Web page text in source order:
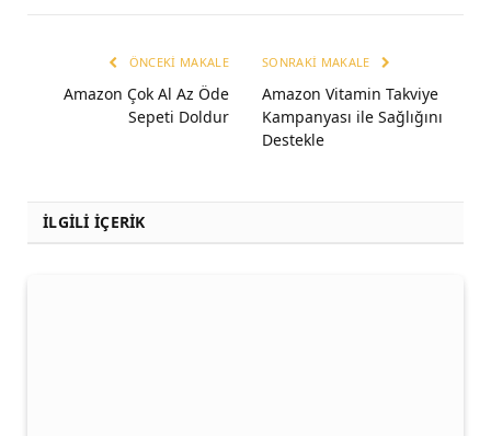
ÖNCEKI MAKALE
Amazon Çok Al Az Öde
Sepeti Doldur
SONRAKI MAKALE
Amazon Vitamin Takviye
Kampanyası ile Sağlığını
Destekle
İLGİLİ İÇERİK